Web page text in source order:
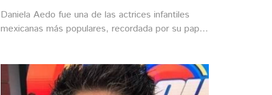
Daniela Aedo fue una de las actrices infantiles
mexicanas más populares, recordada por su papel